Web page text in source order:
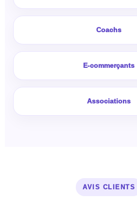
Coachs
E-commerçants
Associations
AVIS CLIENTS